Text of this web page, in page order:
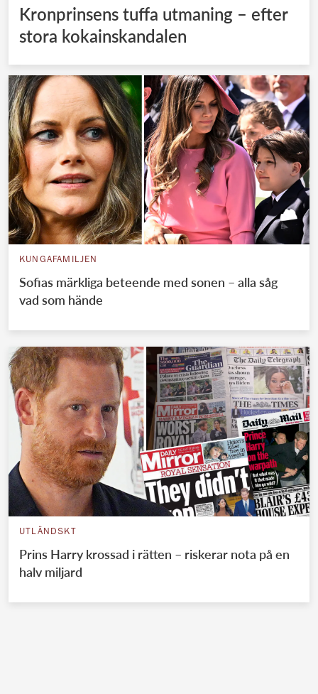
Kronprinsens tuffa utmaning – efter
stora kokainskandalen
KUNGAFAMILJEN
Sofias märkliga beteende med sonen – alla såg
vad som hände
UTLÄNDSKT
Prins Harry krossad i rätten – riskerar nota på en
halv miljard